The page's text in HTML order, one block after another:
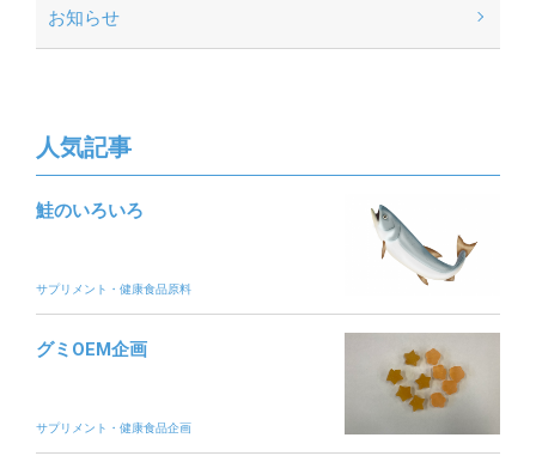
お知らせ
人気記事
鮭のいろいろ
サプリメント・健康食品原料
グミOEM企画
サプリメント・健康食品企画